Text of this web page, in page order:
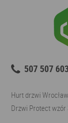
507 507 603
Hurt drzwi Wrocław
Drzwi Protect wzór